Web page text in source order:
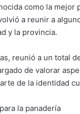
como la mejor
a reunir a
y la provincia.
reunió a un total
de valorar
de la identidad
la panadería